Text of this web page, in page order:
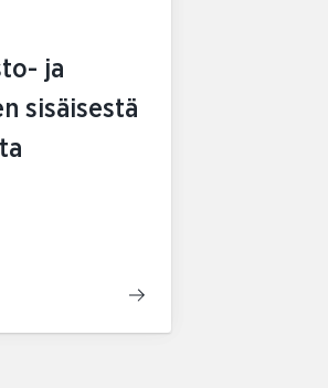
ja
sisäisestä